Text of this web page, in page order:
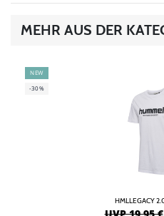
MEHR AUS DER
NEW
-30%
HMLLEGACY
UVP 19,95 €